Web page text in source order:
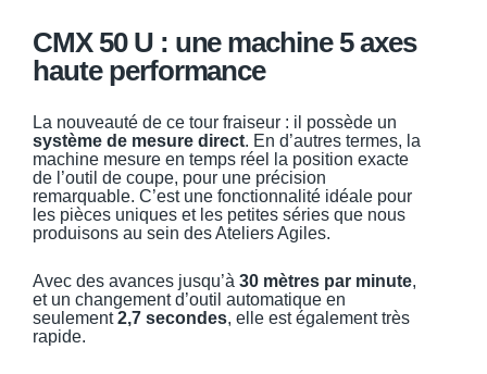
CMX 50 U : une machine 5 axes
haute performance
La nouveauté de ce tour fraiseur : il possède un
système de mesure direct. En d’autres termes, la
machine mesure en temps réel la position exacte
de l’outil de coupe, pour une précision
remarquable. C’est une fonctionnalité idéale pour
les pièces uniques et les petites séries que nous
produisons au sein des Ateliers Agiles.
Avec des avances jusqu’à 30 mètres par minute,
et un changement d’outil automatique en
seulement2,7 secondes, elle est également très
rapide.